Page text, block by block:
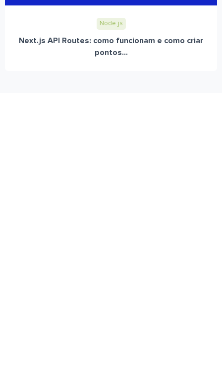
Node.js
Next.js API Routes: como funcionam e como criar
pontos...